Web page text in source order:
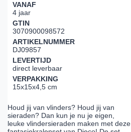
VANAF
4 jaar
GTIN
3070900098572
ARTIKELNUMMER
DJ09857
LEVERTIJD
direct leverbaar
VERPAKKING
15x15x4,5 cm
Houd jij van vlinders? Houd jij van
sieraden? Dan kun je nu je eigen,
leuke vlindersieraden maken met deze